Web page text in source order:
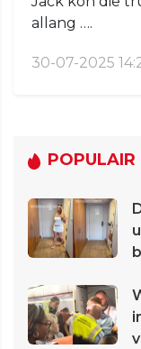
allang ….
30-07-2025
POPULAIR